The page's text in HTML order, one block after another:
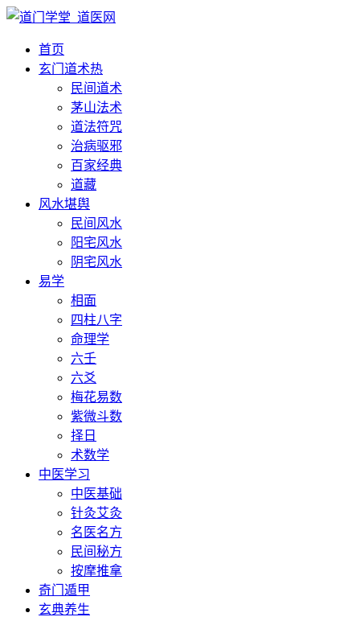
首页
玄门道术热
民间道术
茅山法术
道法符咒
治病驱邪
百家经典
道藏
风水堪舆
民间风水
阳宅风水
阴宅风水
易学
相面
四柱八字
命理学
六壬
六爻
梅花易数
紫微斗数
择日
术数学
中医学习
中医基础
针灸艾灸
名医名方
民间秘方
按摩推拿
奇门遁甲
玄典养生